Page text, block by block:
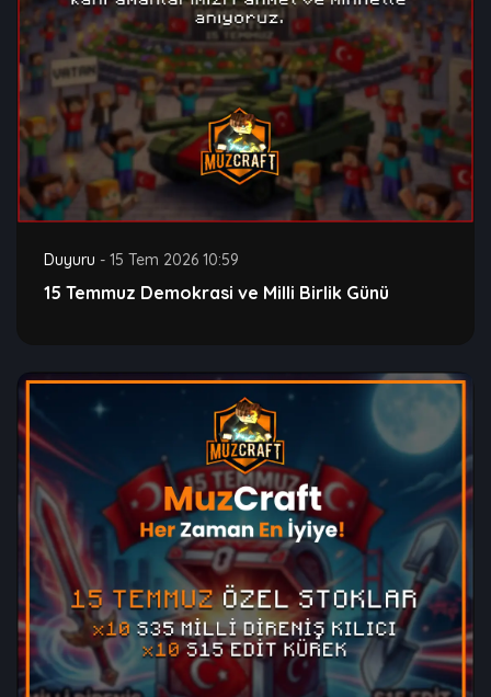
Duyuru - 15 Tem 2026 10:59
15 Temmuz Demokrasi ve Milli Birlik Günü